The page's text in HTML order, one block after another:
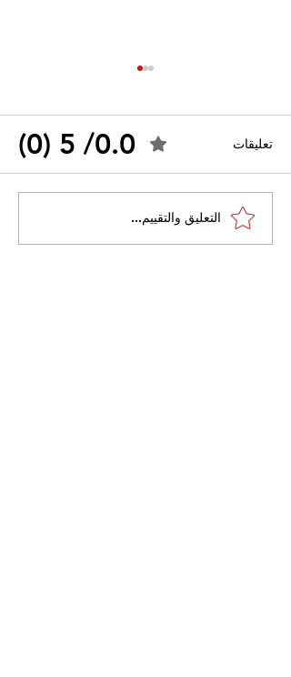
القضاء الإداري يقضي بحل
نقابة "كنابست"
تعليقات 0.0/ 5 (0)
التعليق والتقييم...